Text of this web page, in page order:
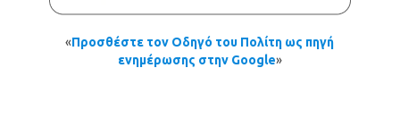
«Προσθέστε τον Οδηγό του Πολίτη ως πηγή
ενημέρωσης στην Google»